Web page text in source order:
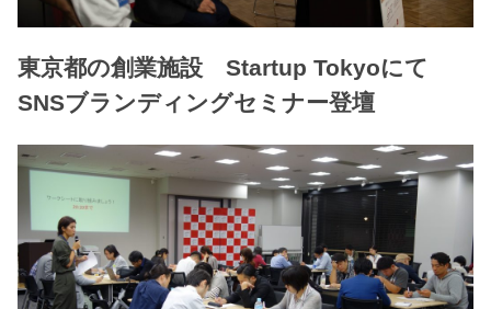
東京都の創業施設 Startup Tokyoにて
SNSブランディングセミナー登壇